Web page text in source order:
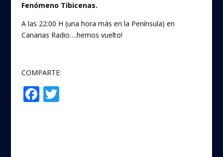
Fenómeno Tibicenas.
A las 22:00 H (una hora más en la Península) en
Canarias Radio….hemos vuelto!
COMPARTE:
F T